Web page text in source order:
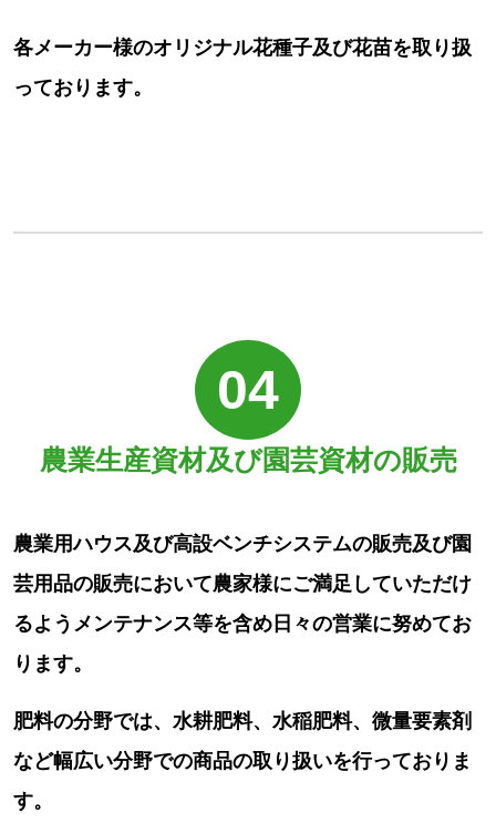
各メーカー様のオリジナル花種子及び花苗を取り扱
っております。
04
農業生産資材及び園芸資材の販売
農業用ハウス及び高設ベンチシステムの販売及び園
芸用品の販売において農家様にご満足していただけ
るようメンテナンス等を含め日々の営業に努めてお
ります。
肥料の分野では、水耕肥料、水稲肥料、微量要素剤
など幅広い分野での商品の取り扱いを行っておりま
す。